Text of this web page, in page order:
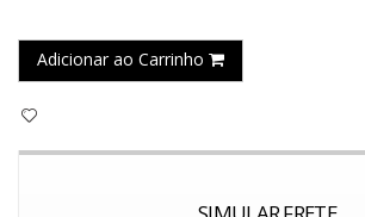
Adicionar ao Carrinho